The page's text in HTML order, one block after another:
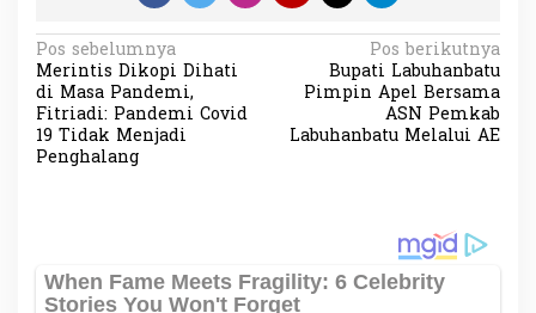
N
a
v
i
Pos sebelumnya
Merintis Dikopi Dihati
di Masa Pandemi,
Fitriadi: Pandemi Covid
19 Tidak Menjadi
Penghalang
Pos berikutnya
Bupati Labuhanbatu
Pimpin Apel Bersama
ASN Pemkab
Labuhanbatu Melalui AE